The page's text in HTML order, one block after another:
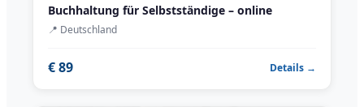
Buchhaltung für Selbstständige – online
📍 Deutschland
€ 89 Details →